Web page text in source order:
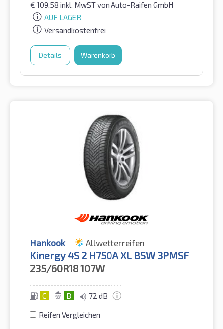
€ 109,58 inkl. MwSTvon Auto-Raifen GmbH
AUF LAGER
Versandkostenfrei
Details Warenkorb
Hankook Allwetterreifen
Kinergy 4S 2 H750A XL BSW 3PMSF
235/60R18107W
C B 72 dB
Reifen Vergleichen